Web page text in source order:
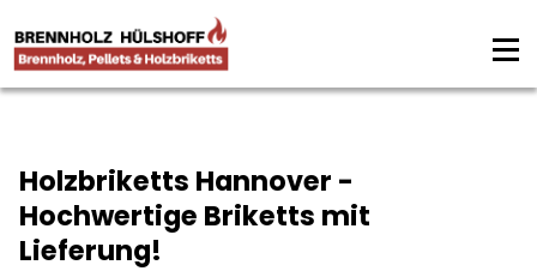
Holzbriketts Hannover -
Hochwertige Briketts mit
Lieferung!